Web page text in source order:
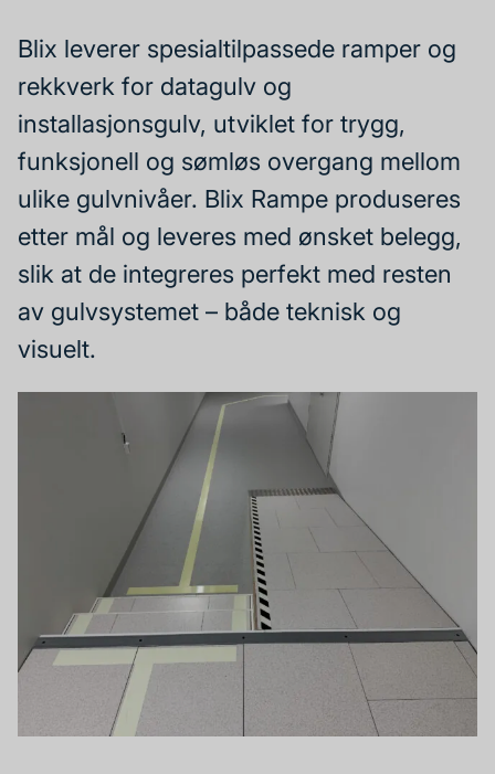
Blix leverer spesialtilpassede ramper og
rekkverk for datagulv og
installasjonsgulv, utviklet for trygg,
funksjonell og sømløs overgang mellom
ulike gulvnivåer. Blix Rampe produseres
etter mål og leveres med ønsket belegg,
slik at de integreres perfekt med resten
av gulvsystemet – både teknisk og
visuelt.